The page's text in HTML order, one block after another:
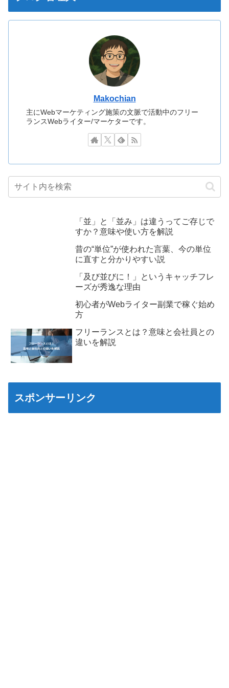
Makochian
主にWebマーケティング施策の文脈で活動中のフリー
ランスWebライター/マーケターです。
「並」と「並み」は違うってご存じで
すか？意味や使い方を解説
昔の“単位”が使われた言葉、今の単位
に直すと分かりやすい説
「及び並びに！」というキャッチフレ
ーズが秀逸な理由
初心者がWebライター副業で稼ぐ始め
方
フリーランスとは？意味と会社員との
違いを解説
スポンサーリンク